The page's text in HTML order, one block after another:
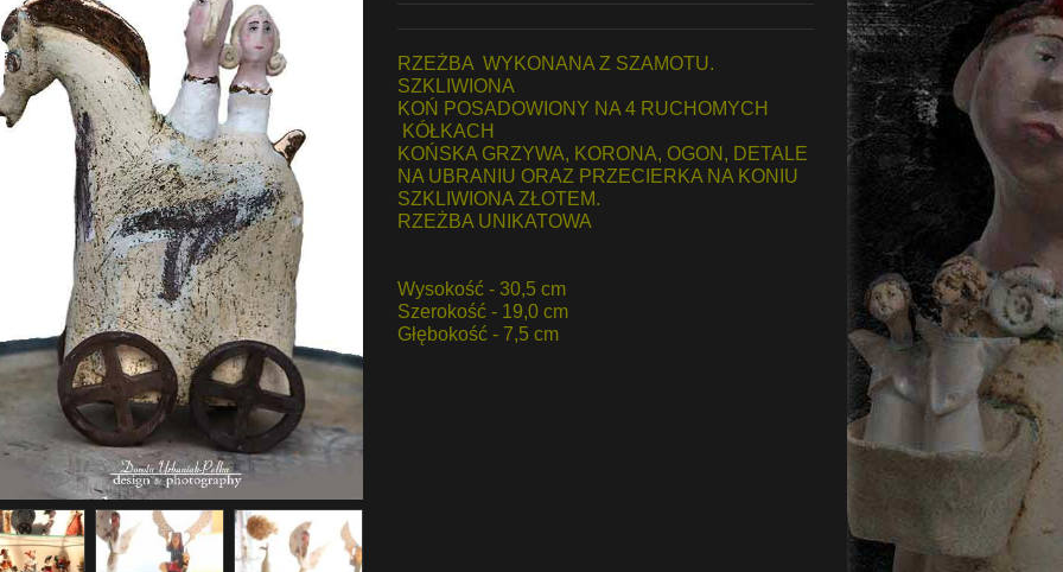
RZEŻBA WYKONANA Z SZAMOTU.
SZKLIWIONA
KOŃ POSADOWIONY NA 4 RUCHOMYCH
KÓŁKACH
KOŃSKA GRZYWA, KORONA, OGON, DETALE
NA UBRANIU ORAZ PRZECIERKA NA KONIU
SZKLIWIONA ZŁOTEM.
RZEŻBA UNIKATOWA
Wysokość - 30,5 cm
Szerokość - 19,0 cm
Głębokość - 7,5 cm